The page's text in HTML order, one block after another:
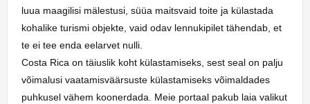
luua maagilisi mälestusi, süüa maitsvaid toite ja külastada
kohalike turismi objekte, vaid odav lennukipilet tähendab, et
te ei tee enda eelarvet nulli.
Costa Rica on täiuslik koht külastamiseks, sest seal on palju
võimalusi vaatamisväärsuste külastamiseks võimaldades
puhkusel vähem koonerdada. Meie portaal pakub laia valikut